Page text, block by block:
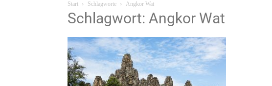
Start Schlagworte Angkor Wat
Schlagwort: Angkor Wat